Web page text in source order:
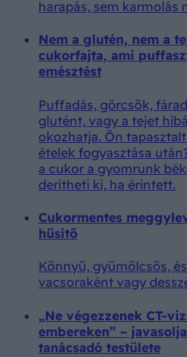
harapás, sem karmolás
Nem a glutén, nem a
cukorfajta, ami
emésztést
Puffadás, görcsök,
glutént, vagy a tejet
okozhatja. Ön
ételek fogyasztása
a cukor a gyomrunk
derítheti ki, ha érintett.
Cukormentes
hűsítő
Könnyű, gyümölcsös,
vacsoraként vagy
„Ne végezzenek CT-
embereken” –
tanácsadó testülete